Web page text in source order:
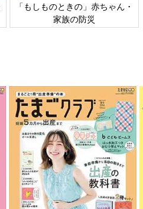
「もしものときの」赤ちゃん・
家族の防災